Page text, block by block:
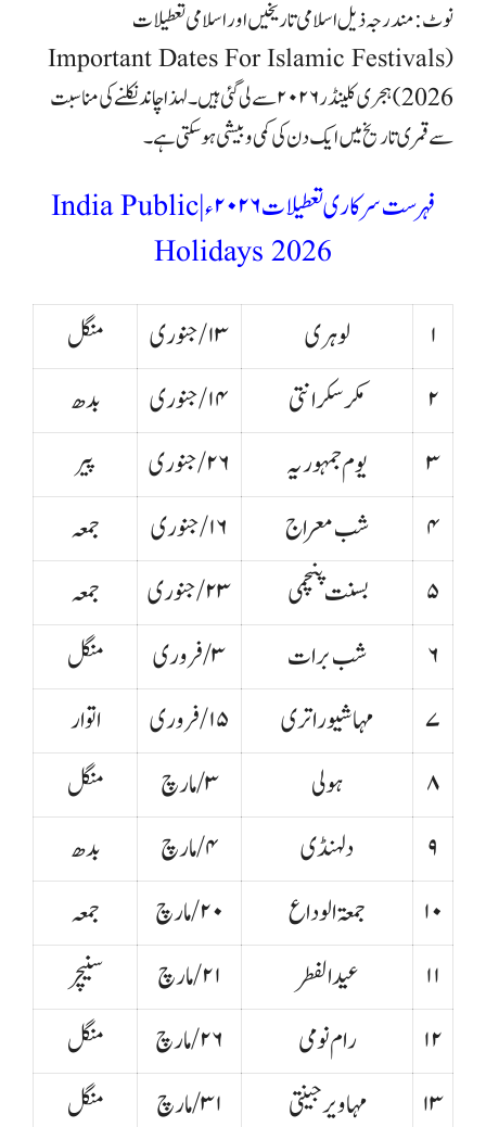
نوٹ: مندرجہ ذیل اسلامی تاریخیں اور اسلامی تعطیلات
(Important Dates For Islamic Festivals
2026) ہجری کلینڈر ۲۰۲۶ سے لی گئی ہیں۔ لہذا چاند نکلنے کی مناسبت
سے قمری تاریخ میں ایک دن کی کمی و بیشی ہوسکتی ہے۔
فہرست سرکاری تعطیلات ۲۰۲۶ء | India Public
Holidays 2026
۱
لوہری ۱۳/جنوری
منگل
۲
مکر سکرانتی ۱۴/جنوری
بدھ
۳
یوم جمہوریہ ۲۶/ جنوری
پیر
۴
شب معراج ۱۶/جنوری
جمعہ
۵
بسنت پنچمی ۲۳/جنوری
جمعہ
۶
شب برات ۳/فروری
منگل
۷
مہاشیوراتری ۱۵/فروری
اتوار
۸
ہولی ۳/مارچ
منگل
۹
دلہنڈی ۴/مارچ
بدھ
۱۰
جمعتہ الوداع ۲۰/مارچ
جمعہ
عیدا لفطر ۲۱/مارچ
سنیچر
۱۲
رام نومی ۲۶/مارچ
منگل
۱۳
مہاویر جینتی ۳۱ /مارچ
منگل